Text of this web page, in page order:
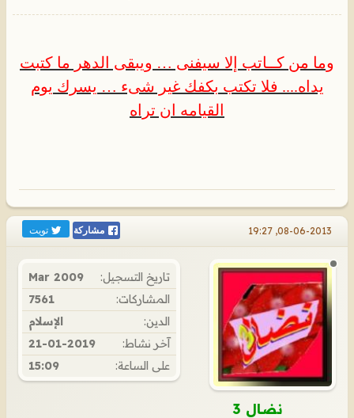
وما من كــاتب إلا سيفنى … ويبقى الدهر ما كتبت
يداه.... فلا تكتب بكفك غير شىء … يسرك يوم
القيامه ان تراه
08-06-2013, 19:27 مشاركة تويت
نضال 3
تاريخ التسجيل:
Mar 2009
المشاركات:
7561
الدين:
الإسلام
آخر نشاط:
21-01-2019
على الساعة:
15:09